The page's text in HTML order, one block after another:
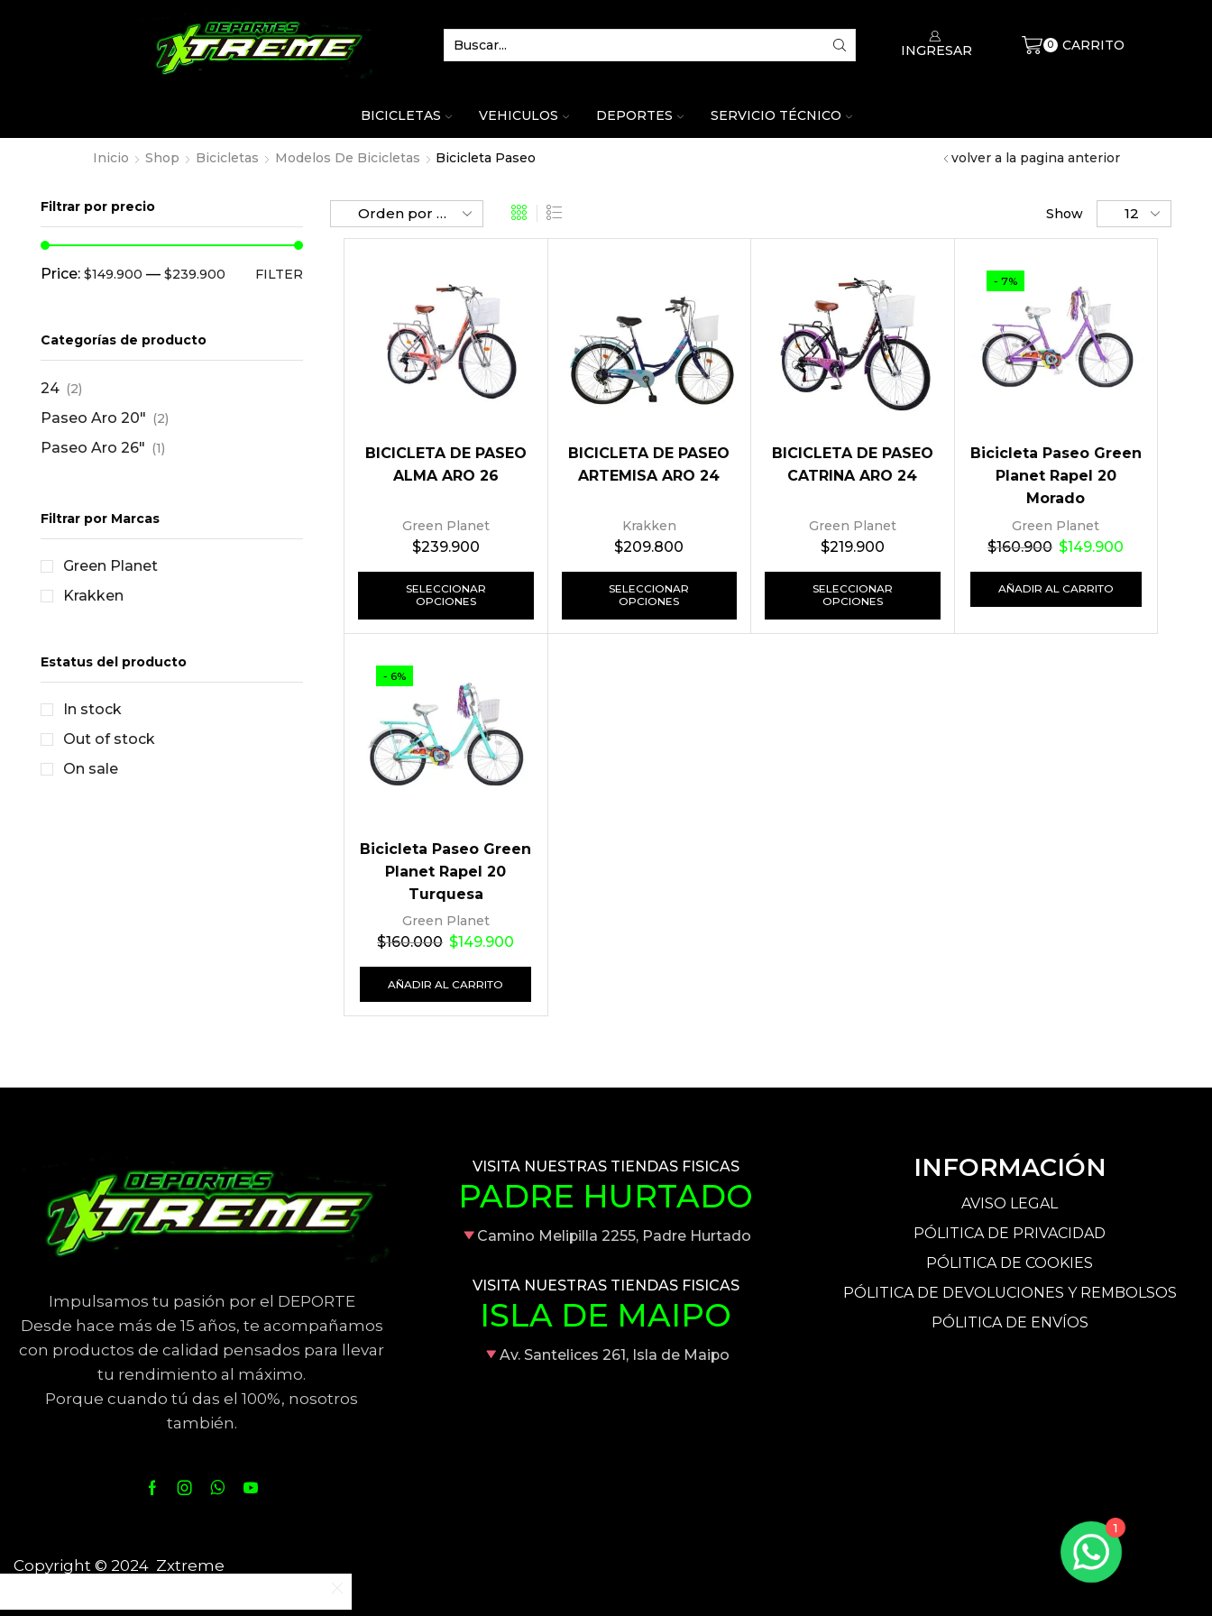
INGRESAR 0 CARRITO
BICICLETAS VEHICULOS DEPORTES SERVICIO TÉCNICO
Inicio Shop Bicicletas Modelos De Bicicletas Bicicleta Paseo volver a la pagina anterior
Show
BICICLETA DE PASEO
ALMA ARO 26
Green Planet
$239.900
SELECCIONAR
OPCIONES
BICICLETA DE PASEO
ARTEMISA ARO 24
Krakken
$209.800
SELECCIONAR
OPCIONES
BICICLETA DE PASEO
CATRINA ARO 24
Green Planet
$219.900
SELECCIONAR
OPCIONES
- 7%
Bicicleta Paseo Green
Planet Rapel 20
Morado
Green Planet
$160.900 $149.900
AÑADIR AL CARRITO
- 6%
Bicicleta Paseo Green
Planet Rapel 20
Turquesa
Green Planet
$160.000 $149.900
AÑADIR AL CARRITO
Filtrar por precio
FILTER
Price: $149.900 — $239.900
Categorías de producto
24 (2)
Paseo Aro 20" (2)
Paseo Aro 26" (1)
Filtrar por Marcas
Green Planet
Krakken
Estatus del producto
In stock
Out of stock
On sale
Impulsamos tu pasión por el DEPORTE
Desde hace más de 15 años, te acompañamos
con productos de calidad pensados para llevar
tu rendimiento al máximo.
Porque cuando tú das el 100%, nosotros
también.
VISITA NUESTRAS TIENDAS FISICAS
PADRE HURTADO
Camino Melipilla 2255, Padre Hurtado
VISITA NUESTRAS TIENDAS FISICAS
ISLA DE MAIPO
Av. Santelices 261, Isla de Maipo
INFORMACIÓN
AVISO LEGAL
PÓLITICA DE PRIVACIDAD
PÓLITICA DE COOKIES
PÓLITICA DE DEVOLUCIONES Y REMBOLSOS
PÓLITICA DE ENVÍOS
Copyright © 2024 Zxtreme
1